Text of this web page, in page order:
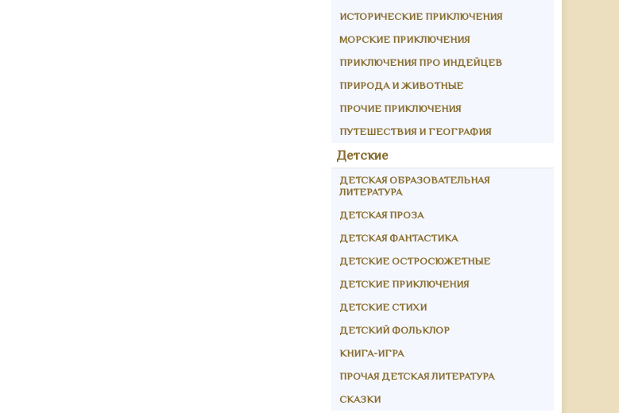
ИСТОРИЧЕСКИЕ ПРИКЛЮЧЕНИЯ
МОРСКИЕ ПРИКЛЮЧЕНИЯ
ПРИКЛЮЧЕНИЯ ПРО ИНДЕЙЦЕВ
ПРИРОДА И ЖИВОТНЫЕ
ПРОЧИЕ ПРИКЛЮЧЕНИЯ
ПУТЕШЕСТВИЯ И ГЕОГРАФИЯ
Детские
ДЕТСКАЯ ОБРАЗОВАТЕЛЬНАЯ
ЛИТЕРАТУРА
ДЕТСКАЯ ПРОЗА
ДЕТСКАЯ ФАНТАСТИКА
ДЕТСКИЕ ОСТРОСЮЖЕТНЫЕ
ДЕТСКИЕ ПРИКЛЮЧЕНИЯ
ДЕТСКИЕ СТИХИ
ДЕТСКИЙ ФОЛЬКЛОР
КНИГА-ИГРА
ПРОЧАЯ ДЕТСКАЯ ЛИТЕРАТУРА
СКАЗКИ